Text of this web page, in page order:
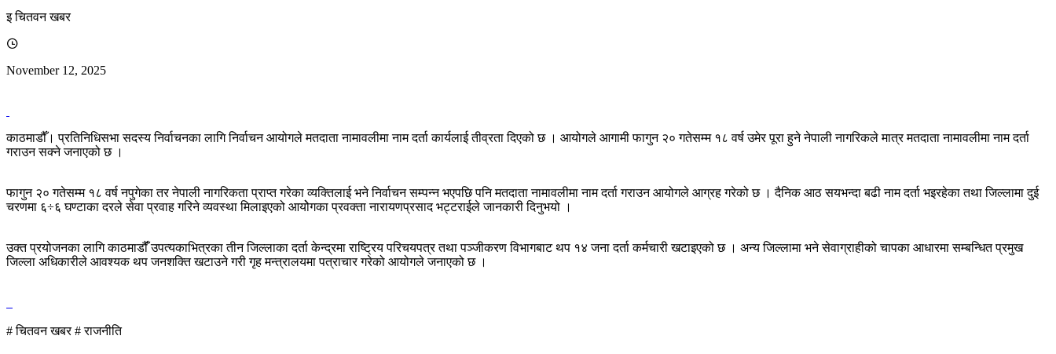
इ चितवन खबर
November 12, 2025
काठमाडौँ। प्रतिनिधिसभा सदस्य निर्वाचनका लागि निर्वाचन आयोगले मतदाता नामावलीमा नाम दर्ता कार्यलाई तीव्रता दिएको छ । आयोगले आगामी फागुन २० गतेसम्म १८ वर्ष उमेर पूरा हुने नेपाली नागरिकले मात्र मतदाता नामावलीमा नाम दर्ता
गराउन सक्ने जनाएको छ ।
फागुन २० गतेसम्म १८ वर्ष नपुगेका तर नेपाली नागरिकता प्राप्त गरेका व्यक्तिलाई भने निर्वाचन सम्पन्न भएपछि पनि मतदाता नामावलीमा नाम दर्ता गराउन आयोगले आग्रह गरेको छ । दैनिक आठ सयभन्दा बढी नाम दर्ता भइरहेका तथा जिल्लामा दुई
चरणमा ६÷६ घण्टाका दरले सेवा प्रवाह गरिने व्यवस्था मिलाइएको आयोेगका प्रवक्ता नारायणप्रसाद भट्टराईले जानकारी दिनुभयो ।
उक्त प्रयोजनका लागि काठमाडौँं उपत्यकाभित्रका तीन जिल्लाका दर्ता केन्द्रमा राष्ट्रिय परिचयपत्र तथा पञ्जीकरण विभागबाट थप १४ जना दर्ता कर्मचारी खटाइएको छ । अन्य जिल्लामा भने सेवाग्राहीको चापका आधारमा सम्बन्धित प्रमुख
जिल्ला अधिकारीले आवश्यक थप जनशक्ति खटाउने गरी गृह मन्त्रालयमा पत्राचार गरेको आयोगले जनाएको छ ।
# चितवन खबर# राजनीति